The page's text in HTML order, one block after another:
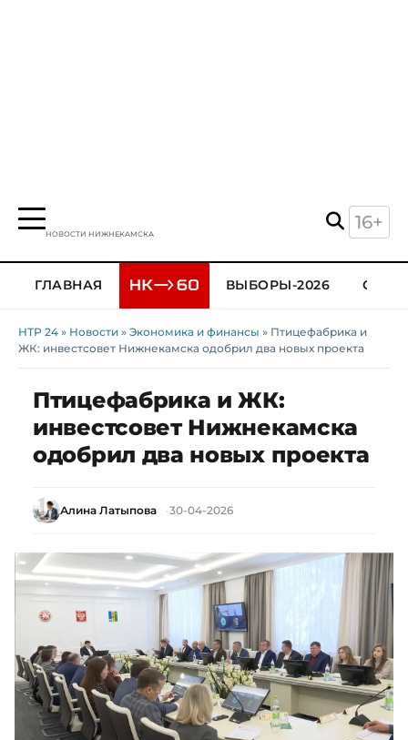
НОВОСТИ НИЖНЕКАМСКА
16+
ГЛАВНАЯ ВЫБОРЫ-2026
НТР 24 » Новости » Экономика и финансы » Птицефабрика и
ЖК: инвестсовет Нижнекамска одобрил два новых проекта
Птицефабрика и ЖК:
инвестсовет Нижнекамска
одобрил два новых проекта
Алина Латыпова 30-04-2026